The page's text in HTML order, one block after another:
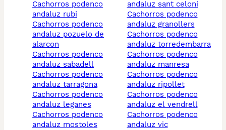
cachorros podenco
andaluz rubi
cachorros podenco
andaluz pozuelo de
alarcon
cachorros podenco
andaluz sabadell
cachorros podenco
andaluz tarragona
cachorros podenco
andaluz leganes
cachorros podenco
andaluz mostoles
andaluz sant celoni
cachorros podenco
andaluz granollers
cachorros podenco
andaluz torredembarra
cachorros podenco
andaluz manresa
cachorros podenco
andaluz ripollet
cachorros podenco
andaluz el vendrell
cachorros podenco
andaluz vic